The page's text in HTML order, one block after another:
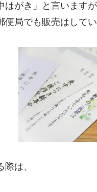
はがき」と言います
局でも販売はしてい
は、